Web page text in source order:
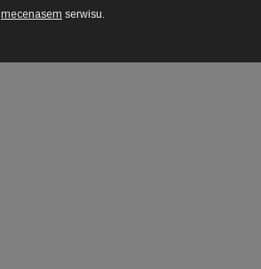
mecenasem serwisu.